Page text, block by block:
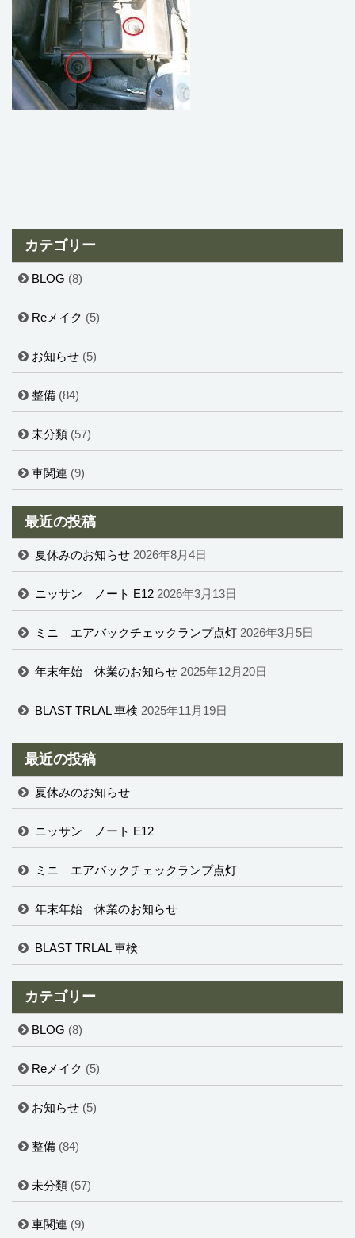
カテゴリー
BLOG (8)
Reメイク (5)
お知らせ (5)
整備 (84)
未分類 (57)
車関連 (9)
最近の投稿
夏休みのお知らせ 2026年8月4日
ニッサン ノート E12 2026年3月13日
ミニ エアバックチェックランプ点灯 2026年3月5日
年末年始 休業のお知らせ 2025年12月20日
BLAST TRLAL 車検 2025年11月19日
最近の投稿
夏休みのお知らせ
ニッサン ノート E12
ミニ エアバックチェックランプ点灯
年末年始 休業のお知らせ
BLAST TRLAL 車検
カテゴリー
BLOG (8)
Reメイク (5)
お知らせ (5)
整備 (84)
未分類 (57)
車関連 (9)